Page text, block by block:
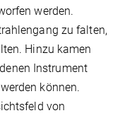
werden.
zu falten,
Hinzu kamen
Instrument
können.
von